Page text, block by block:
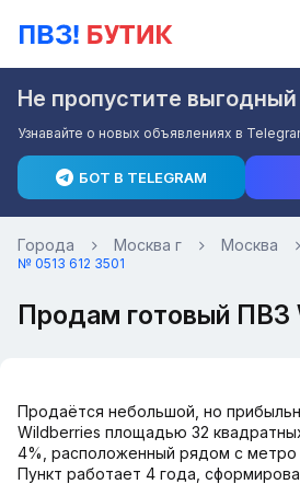
Не пропустите
Узнавайте о новых объявлениях в
БОТ В TELEGRAM
Города Москва г Москва
№ 0513 612 3501
Продам готовый ПВЗ
Продаётся небольшой, но
Wildberries площадью 32
4%, расположенный рядом с
Пункт работает 4 года,